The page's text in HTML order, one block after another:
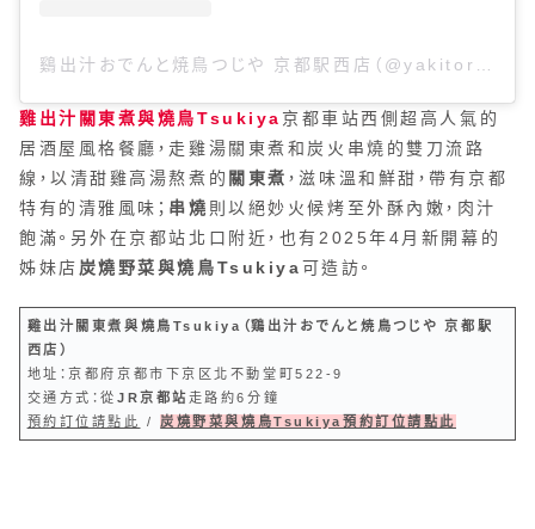
鷄出汁おでんと焼鳥つじや 京都駅西店（@yakitori.tsujiya）分享的貼文
雞出汁關東煮與燒鳥Tsukiya 京都車站西側超高人氣的
居酒屋風格餐廳，走雞湯關東煮和炭火串燒的雙刀流路
線，以清甜雞高湯熬煮的 關東煮 ，滋味溫和鮮甜，帶有京都
特有的清雅風味； 串燒 則以絕妙火候烤至外酥內嫩，肉汁
飽滿。另外在京都站北口附近，也有2025年4月新開幕的
姊妹店 炭燒野菜與燒鳥Tsukiya可造訪。
雞出汁關東煮與燒鳥Tsukiya（鶏出汁おでんと焼鳥つじや 京都駅
西店）
地址：京都府京都市下京区北不動堂町522-9
交通方式：從 JR京都站走路約6分鐘
預約訂位請點此
/ 炭燒野菜與燒鳥Tsukiya預約訂位請點此